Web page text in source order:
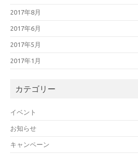
2017年8月
2017年6月
2017年5月
2017年1月
カテゴリー
イベント
お知らせ
キャンペーン